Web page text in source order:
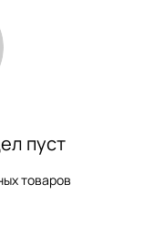
пуст
товаров